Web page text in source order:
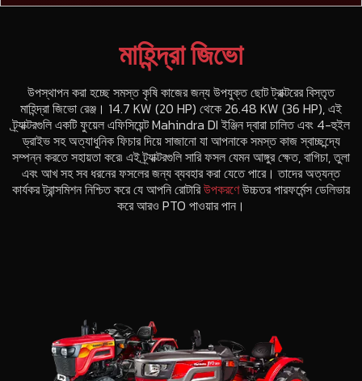
মাহিন্দ্রা জিভো
উপস্থাপন করা হচ্ছে সমস্ত কৃষি কাজের জন্য উপযুক্ত ছোট ট্রাক্টরের বিস্তৃত
মাহিন্দ্রা জিভো রেঞ্জ। 14.7 KW (20 HP) থেকে 26.48 KW (36 HP), এই
ট্র্যাক্টরগুলি একটি ফুয়েল এফিসিয়েন্ট Mahindra DI ইঞ্জিন দ্বারা চালিত এবং 4-হুইল
ড্রাইভ সহ অত্যাধুনিক ফিচার দিয়ে সাজানো যা আপনাকে সমস্ত কাজ স্বাচ্ছন্দ্যে
সম্পন্ন করতে সহায়তা করে৷ এই ট্র্যাক্টরগুলি সারি ফসল যেমন আঙ্গুর ক্ষেত, বাগিচা, তুলা
এবং আখ সহ সব ধরনের ফসলের জন্য ব্যবহার করা যেতে পারে। তাদের অত্যন্ত
কার্যকর ট্রান্সমিশন নিশ্চিত করে যে আপনি রোটারিউপকরণেউচ্চতর পারফর্মেন্স ডেলিভার
করে আরও PTO পাওয়ার পান।